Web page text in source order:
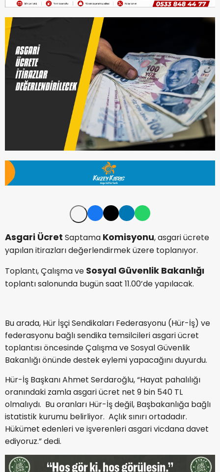
Asgari Ücret Saptama Komisyonu, asgari ücrete
yapılan itirazları değerlendirmek üzere toplanıyor.
Toplantı, Çalışma ve Sosyal Güvenlik Bakanlığı
toplantı salonunda bugün saat 11.00’de yapılacak.
Bu arada, Hür İşçi Sendikaları Federasyonu (Hür-İş) ve
federasyonu bağlı sendika temsilcileri asgari ücret
toplantısı öncesinde Çalışma ve Sosyal Güvenlik
Bakanlığı önünde destek eylemi yapacağını duyurdu.
Hür-İş Başkanı Ahmet Serdaroğlu, “Hayat pahalılığı
oranındaki zamla asgari ücret net 9 bin 540 TL
olmalıydı. Bu oranları Hür-İş değil, Başbakanlığa bağlı
istatistik kurumu belirliyor. Açlık sınırı ortadadır.
Hükümet edenleri ve işverenleri asgari vicdana davet
ediyoruz.” dedi.